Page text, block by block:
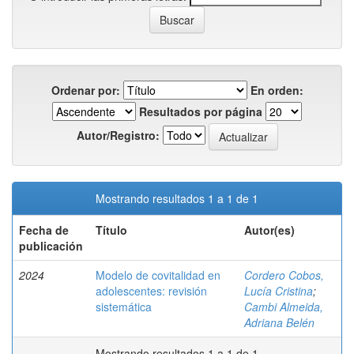
Ordenar por:
En orden:
Resultados por página
Autor/Registro:
Mostrando resultados 1 a 1 de 1
Fecha de
publicación
Título Autor(es)
2024
Modelo de covitalidad en
adolescentes: revisión
sistemática
Cordero Cobos,
Lucía Cristina;
Cambi Almeida,
Adriana Belén